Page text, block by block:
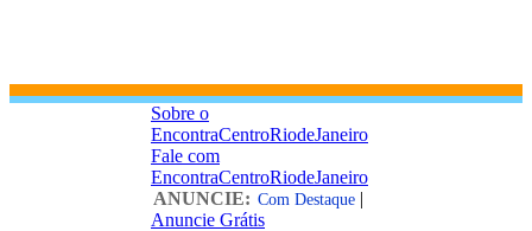
Sobre o
EncontraCentroRiodeJaneiro
Fale com
EncontraCentroRiodeJaneiro
ANUNCIE: Com Destaque |
Anuncie Grátis